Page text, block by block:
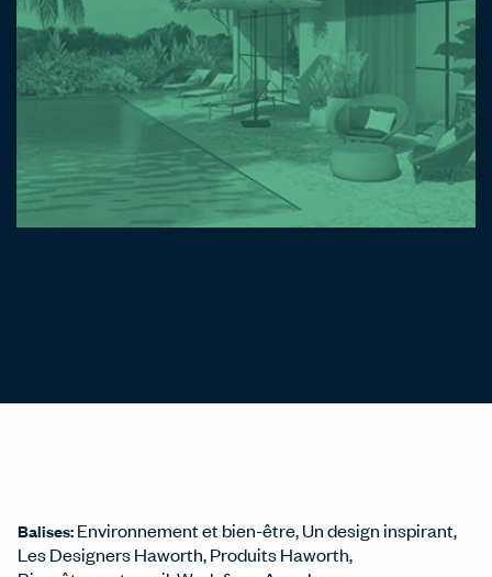
Balises:Environnement et bien-être Un design inspirant
Les Designers Haworth Produits Haworth